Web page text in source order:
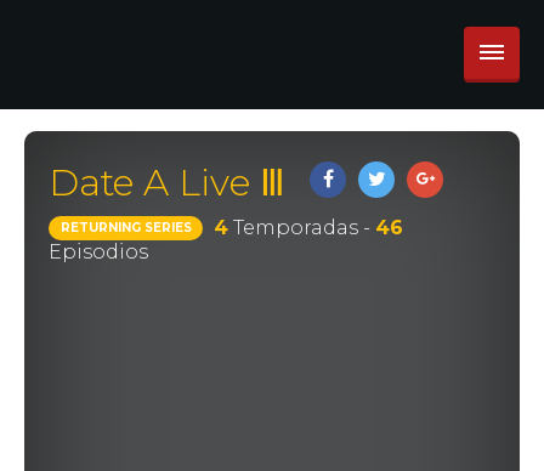
Date A Live Ⅲ
RETURNING SERIES 4Temporadas - 46
Episodios